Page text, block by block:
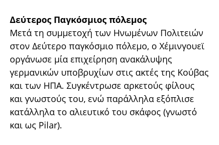
Δεύτερος Παγκόσμιος πόλεμος
Μετά τη συμμετοχή των Ηνωμένων Πολιτειών
στον Δεύτερο παγκόσμιο πόλεμο, ο Χέμινγουεϊ
οργάνωσε μία επιχείρηση ανακάλυψης
γερμανικών υποβρυχίων στις ακτές της Κούβας
και των ΗΠΑ. Συγκέντρωσε αρκετούς φίλους
και γνωστούς του, ενώ παράλληλα εξόπλισε
κατάλληλα το αλιευτικό του σκάφος (γνωστό
και ως Pilar).